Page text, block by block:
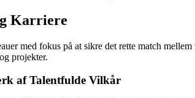
Karriere
med fokus på at sikre det rette match
projekter.
af Talentfulde Vilkår